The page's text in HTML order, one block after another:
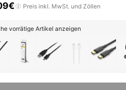
AND
Preis inkl. MwSt. und Zöllen
vorrätige Artikel anzeigen
Produkt ist ausverkauft.